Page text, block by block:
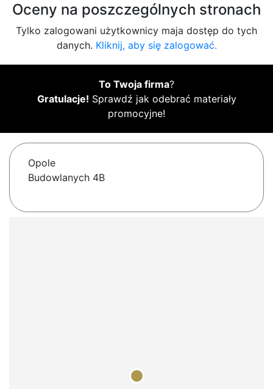
Oceny na poszczególnych stronach
Tylko zalogowani użytkownicy maja dostęp do tych
danych. Kliknij, aby się zalogować.
To Twoja firma?
Gratulacje! Sprawdź jak odebrać materiały
promocyjne!
Opole
Budowlanych 4B